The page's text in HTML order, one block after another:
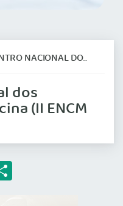
DOS CONSELHOS DE MEDICINA (II ENCM 2023)
dos
(II ENCM